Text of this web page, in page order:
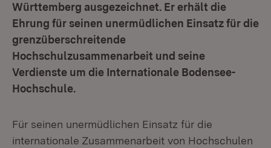
Württemberg ausgezeichnet. Er erhält die
Ehrung für seinen unermüdlichen Einsatz für die
grenzüberschreitende
Hochschulzusammenarbeit und seine
Verdienste um die Internationale Bodensee-
Hochschule.
Für seinen unermüdlichen Einsatz für die
internationale Zusammenarbeit von Hochschulen